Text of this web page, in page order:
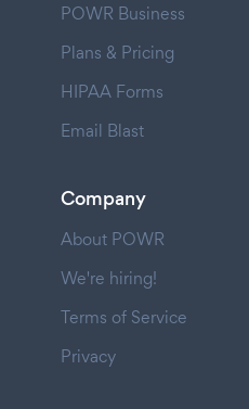
POWR Business
Plans & Pricing
HIPAA Forms
Email Blast
Company
About POWR
We're hiring!
Terms of Service
Privacy